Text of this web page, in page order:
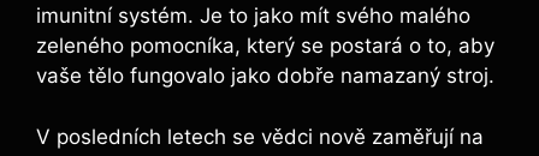
imunitní systém. Je to jako mít svého malého
zeleného pomocníka, který se postará o to, aby
vaše tělo fungovalo jako dobře namazaný stroj.
V posledních letech se vědci nově zaměřují na